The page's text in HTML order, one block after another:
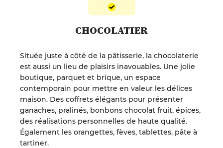
CHOCOLATIER
Située juste à côté de la pâtisserie, la chocolaterie
est aussi un lieu de plaisirs inavouables. Une jolie
boutique, parquet et brique, un espace
contemporain pour mettre en valeur les délices
maison. Des coffrets élégants pour présenter
ganaches, pralinés, bonbons chocolat fruit, épices,
des réalisations personnelles de haute qualité.
Également les orangettes, fèves, tablettes, pâte à
tartiner.